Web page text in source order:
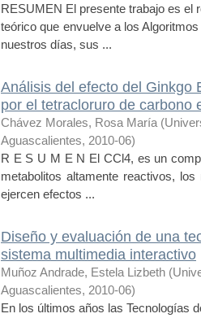
RESUMEN El presente trabajo es el
teórico que envuelve a los
nuestros días, sus ...
Análisis del efecto del Ginkgo
por el tetracloruro de carbono
Chávez Morales, Rosa María (
Aguascalientes, 2010-06)
R E S U M E N El CCl4, es un
metabolitos altamente reactivos,
ejercen efectos ...
Diseño y evaluación de una
sistema multimedia interactivo
Muñoz Andrade, Estela Lizbeth (
Aguascalientes, 2010-06)
En los últimos años las Tecnologías